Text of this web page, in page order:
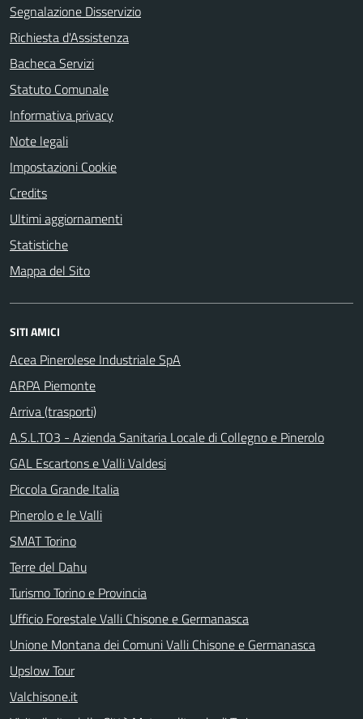
Segnalazione Disservizio
Richiesta d'Assistenza
Bacheca Servizi
Statuto Comunale
Informativa privacy
Note legali
Impostazioni Cookie
Credits
Ultimi aggiornamenti
Statistiche
Mappa del Sito
SITI AMICI
Acea Pinerolese Industriale SpA
ARPA Piemonte
Arriva (trasporti)
A.S.L.TO3 - Azienda Sanitaria Locale di Collegno e Pinerolo
GAL Escartons e Valli Valdesi
Piccola Grande Italia
Pinerolo e le Valli
SMAT Torino
Terre del Dahu
Turismo Torino e Provincia
Ufficio Forestale Valli Chisone e Germanasca
Unione Montana dei Comuni Valli Chisone e Germanasca
Upslow Tour
Valchisone.it